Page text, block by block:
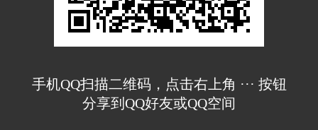
手机QQ扫描二维码，点击右上角 ··· 按钮
分享到QQ好友或QQ空间